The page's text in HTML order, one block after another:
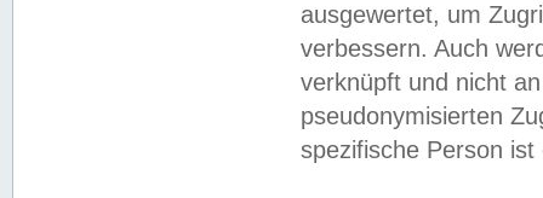
ausgewertet, um
verbessern. Auch
verknüpft und nicht
pseudonymisierten
spezifische Person